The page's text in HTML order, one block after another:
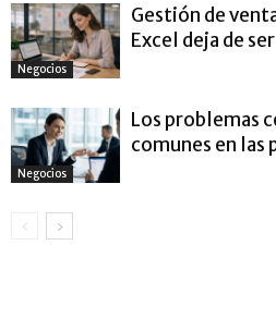
Negocios
Gestión de
Excel deja de
Negocios
Los problemas
comunes en las